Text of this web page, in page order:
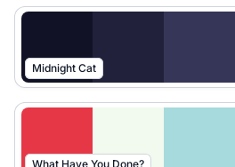
Midnight Cat
What Have You Done?